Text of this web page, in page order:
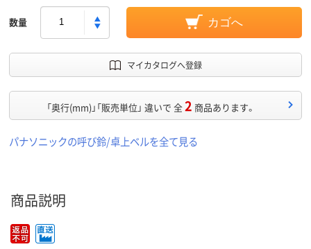
数量 カゴへ
マイカタログへ登録
「奥行(mm)」「販売単位」 違いで 全2 商品あります。
パナソニックの呼び鈴/卓上ベルを全て見る
商品説明